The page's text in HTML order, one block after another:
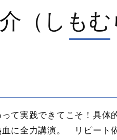
（しも
て実践できてこそ！具体
血に全力講演。 リピート